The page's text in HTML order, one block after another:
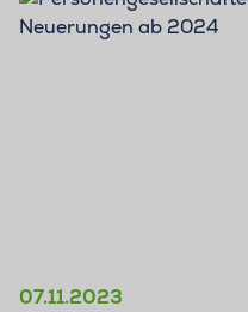
07.11.2023